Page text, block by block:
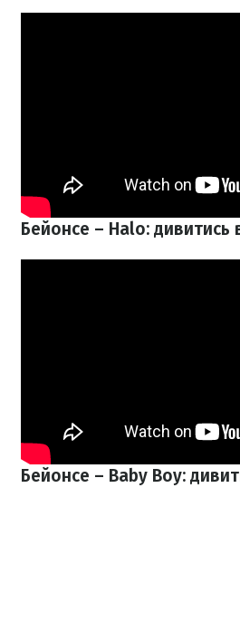
Бейонсе – Halo: дивитись
Бейонсе – Baby Boy: